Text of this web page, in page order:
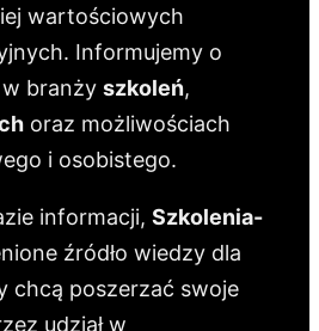
wartościowych
Informujemy o
branży szkoleń,
oraz możliwościach
i osobistego.
informacji, Szkolenia-
źródło wiedzy dla
chcą poszerzać swoje
udział w